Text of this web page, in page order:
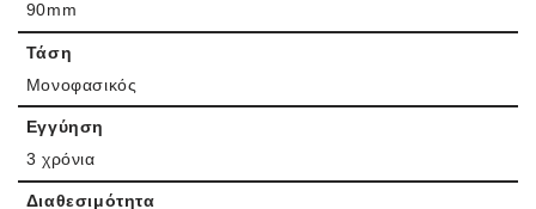
90mm
Τάση
Μονοφασικός
Εγγύηση
3 χρόνια
Διαθεσιμότητα